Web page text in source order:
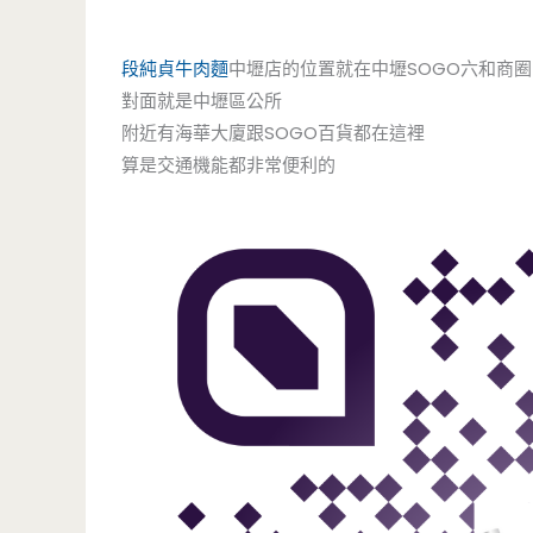
段純貞牛肉麵中壢店的位置就在中壢SOGO六和商
對面就是中壢區公所
附近有海華大廈跟SOGO百貨都在這裡
算是交通機能都非常便利的